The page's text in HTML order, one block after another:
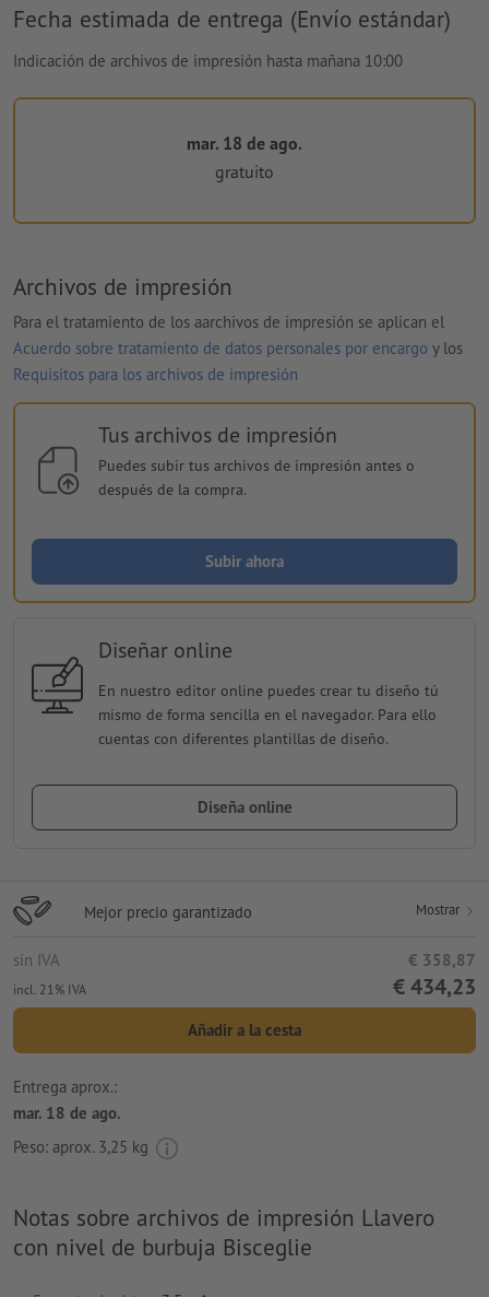
Fecha estimada de entrega (Envío estándar)
Indicación de archivos de impresión hasta mañana 10:00
mar. 18 de ago.
gratuito
Archivos de impresión
Para el tratamiento de los aarchivos de impresión se aplican el
Acuerdo sobre tratamiento de datos personales por encargo y los
Requisitos para los archivos de impresión
Tus archivos de impresión
Puedes subir tus archivos de impresión antes o
después de la compra.
Subir ahora
Diseñar online
En nuestro editor online puedes crear tu diseño tú
mismo de forma sencilla en el navegador. Para ello
cuentas con diferentes plantillas de diseño.
Diseña online
Mejor precio garantizado Mostrar
sin IVA € 358,87
incl. 21% IVA € 434,23
Añadir a la cesta
Entrega aprox.:
mar. 18 de ago.
Peso: aprox. 3,25 kg
Notas sobre archivos de impresión Llavero
con nivel de burbuja Bisceglie